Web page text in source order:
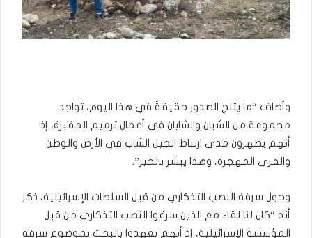
وأضاف “ما يثلج الصدور حقيقةً في هذا اليوم، تواجد
مجموعة من الشبان والشابان في أعمال ترميم المقبرة، إذ
أنهم يظهرون مدى ارتباط الجيل الشاب في الأرض والوطن
والقرى المهجرة، وهذا يبشر بالخير”.
وحول سرقة النصب التذكاري من قبل السلطات الإسرائيلية، ذكر
أنه “كان لنا لقاء مع الذين سرقوا النصب التذكاري من قبل
المؤسسة الإسرائيلية، إذ أنهم تعهدوا بالبحث بموضوع سرقة